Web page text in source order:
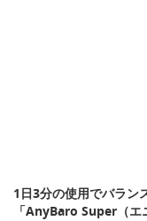
1日3分の使用でバラン
「AnyBaro Super（エ